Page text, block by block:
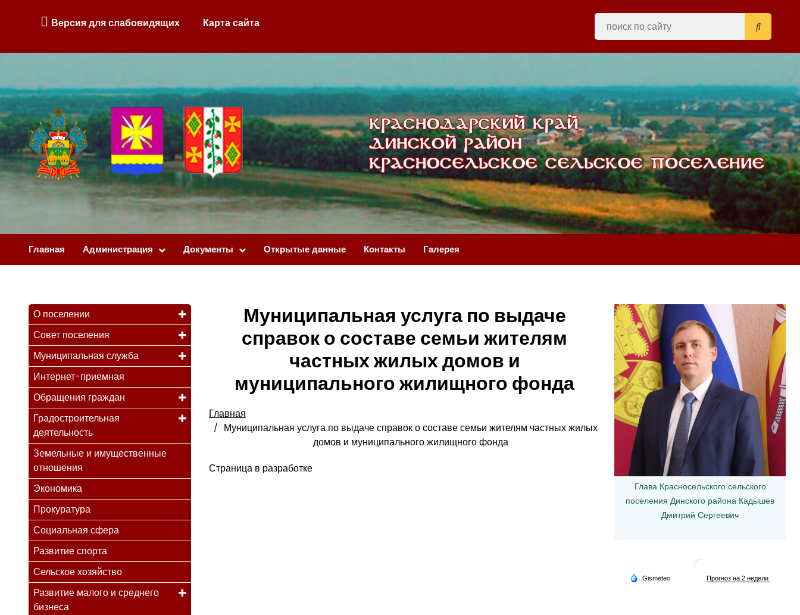
Версия для слабовидящих Карта сайта
Главная Администрация Документы Открытые данные Контакты Галерея
О поселении
Совет поселения
Муниципальная служба
Интернет-приемная
Обращения граждан
Градостроительная
деятельность
Земельные и имущественные
отношения
Экономика
Прокуратура
Социальная сфера
Развитие спорта
Сельское хозяйство
Развитие малого и среднего
бизнеса
Муниципальная услуга по выдаче
справок о составе семьи жителям
частных жилых домов и
муниципального жилищного фонда
Главная
Муниципальная услуга по выдаче справок о составе семьи жителям частных жилых
домов и муниципального жилищного фонда
Страница в разработке
Глава Красносельского сельского
поселения Динского района Кадышев
Дмитрий Сергеевич